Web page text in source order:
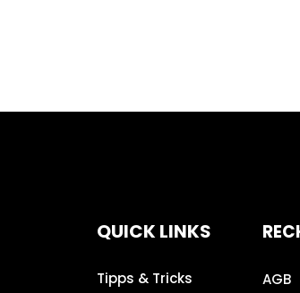
QUICK LINKS
Tipps & Tricks AGB